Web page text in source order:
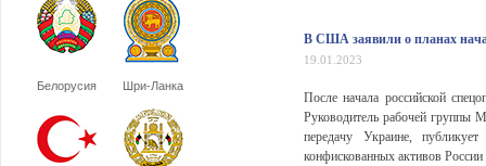
Белорусия Шри-Ланка
В США заявили о планах
19.01.2023
После начала российской
Руководитель рабочей группы
передачу Украине,
конфискованных активов